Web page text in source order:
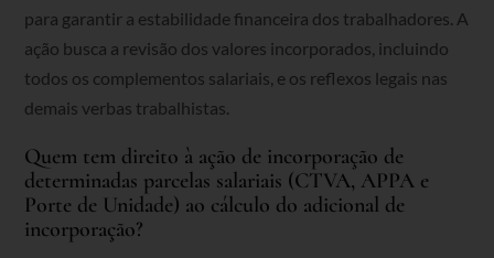
para garantir a estabilidade financeira dos trabalhadores. A
ação busca a revisão dos valores incorporados, incluindo
todos os complementos salariais, e os reflexos legais nas
demais verbas trabalhistas.
Quem tem direito à ação de incorporação de
determinadas parcelas salariais (CTVA, APPA e
Porte de Unidade) ao cálculo do adicional de
incorporação?